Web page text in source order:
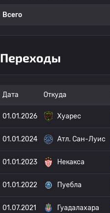
Всего
Переходы
Дата Откуда
01.01.2026 Хуарес
01.01.2024 Атл. Сан-Луис
01.01.2023 Некакса
01.01.2022 Пуебла
01.07.2021 Гуадалахара